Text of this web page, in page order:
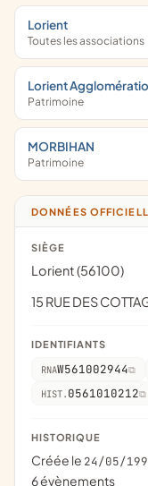
Lorient
Toutes les associations
Lorient
Patrimoine
MORBIHAN
Patrimoine
DONNÉES
SIÈGE
Lorient (56100)
15 RUE DES
IDENTIFIANTS
RNAW561002944
HIST. 0561010212
HISTORIQUE
Créée le 24/05/
6 évènements